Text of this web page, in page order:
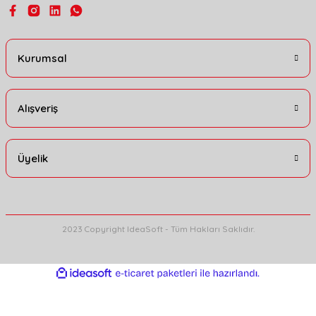
Kurumsal
Alışveriş
Üyelik
2023 Copyright IdeaSoft - Tüm Hakları Saklıdır.
ideasoft
e-